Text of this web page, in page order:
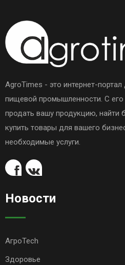
AgroTimes - это интернет-
пищевой промышленности. С
продать вашу продукцию, найти
купить товары для вашего
необходимые услуги.
Новости
АгроTech
Здоровье